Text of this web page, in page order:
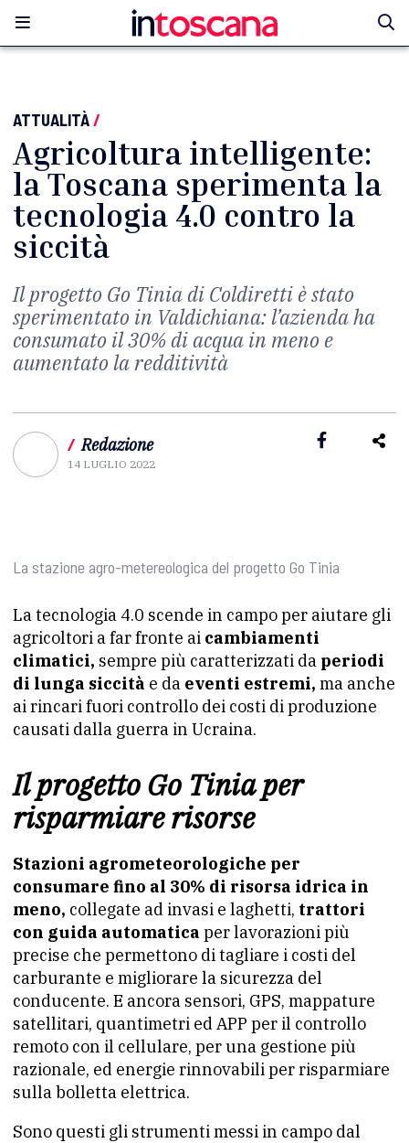
ATTUALITÀ/
Agricoltura intelligente:
la Toscana sperimenta la
tecnologia 4.0 contro la
siccità
Il progetto Go Tinia di Coldiretti è stato
sperimentato in Valdichiana: l’azienda ha
consumato il 30% di acqua in meno e
aumentato la redditività
/ Redazione
14 LUGLIO 2022
La stazione agro-metereologica del progetto Go Tinia
La tecnologia 4.0 scende in campo per aiutare gli
agricoltori a far fronte ai cambiamenti
climatici, sempre più caratterizzati da periodi
di lunga siccità e da eventi estremi, ma anche
ai rincari fuori controllo dei costi di produzione
causati dalla guerra in Ucraina.
Il progetto Go Tinia per
risparmiare risorse
Stazioni agrometeorologiche per
consumare fino al 30% di risorsa idrica in
meno, collegate ad invasi e laghetti, trattori
con guida automatica per lavorazioni più
precise che permettono di tagliare i costi del
carburante e migliorare la sicurezza del
conducente. E ancora sensori, GPS, mappature
satellitari, quantimetri ed APP per il controllo
remoto con il cellulare, per una gestione più
razionale, ed energie rinnovabili per risparmiare
sulla bolletta elettrica.
Sono questi gli strumenti messi in campo dal